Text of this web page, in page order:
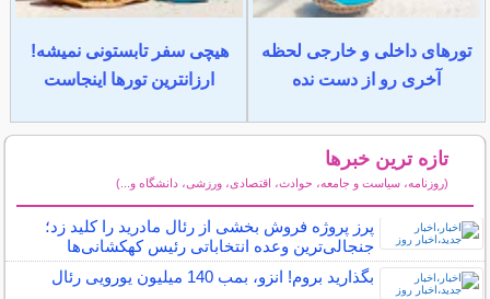
تورهای داخلی و خارجی لحظه
آخری رو از دست نده
هیچی سفر تابستونی نمیشه!
ارزانترین تورها اینجاست
تازه ترین خبرها
(روزنامه، سیاست و جامعه، حوادث، اقتصادی، ورزشی، دانشگاه و...)
پرز پروژه فروش بخشی از رئال مادرید را کلید زد؛
جنجالی‌ترین وعده انتخاباتی رئیس کهکشانی‌ها
بگذارید بروم! انزو، بمب 140 میلیون یورویی رئال